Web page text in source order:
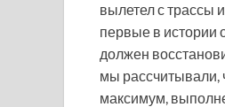
вылетел с трассы
первые в истории
должен
мы рассчитывали,
максимум,